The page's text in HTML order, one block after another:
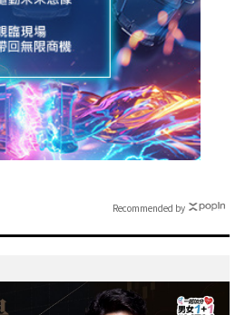
Recommended by